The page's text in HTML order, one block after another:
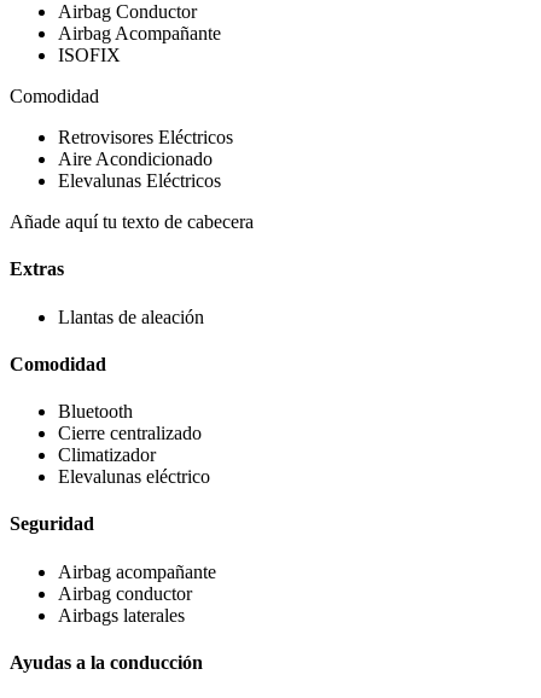
Airbag Conductor
Airbag Acompañante
ISOFIX
Comodidad
Retrovisores Eléctricos
Aire Acondicionado
Elevalunas Eléctricos
Añade aquí tu texto de cabecera
Extras
Llantas de aleación
Comodidad
Bluetooth
Cierre centralizado
Climatizador
Elevalunas eléctrico
Seguridad
Airbag acompañante
Airbag conductor
Airbags laterales
Ayudas a la conducción